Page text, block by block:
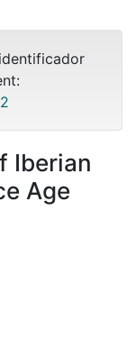
Iberian
Age